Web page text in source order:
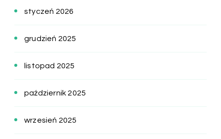
styczeń 2026
grudzień 2025
listopad 2025
październik 2025
wrzesień 2025